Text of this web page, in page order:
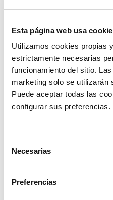
Esta página web usa
Utilizamos cookies propias
estrictamente necesarias
funcionamiento del sitio.
marketing solo se utilizarán
Puede aceptar todas las
configurar sus preferencias.
Necesarias
Preferencias
Recuerda
lógico, la realidad
expuesto a
olvidas parpadear;
hacer pausas, mirar
cerca.
ricos en vitamina A.
Mantén tus ojos
las pantallas.